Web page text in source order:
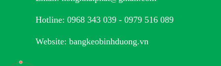
Hotline: 0968 343 039 - 0979 516 089
Website: bangkeobinhduong.vn